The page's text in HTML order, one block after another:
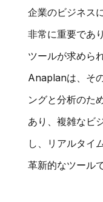
企業のビジネス
非常に重要であ
ツールが求めら
Anaplanは、そ
ングと分析のた
あり、複雑なビ
し、リアルタイ
革新的なツール